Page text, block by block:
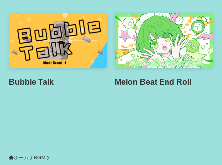
Bubble Talk Melon Beat End Roll
ホーム BGM